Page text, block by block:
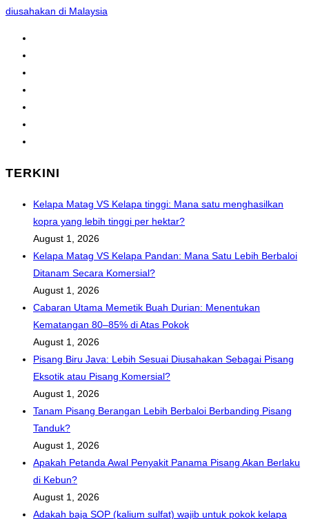
diusahakan di Malaysia
TERKINI
Kelapa Matag VS Kelapa tinggi: Mana satu menghasilkan
kopra yang lebih tinggi per hektar?
August 1, 2026
Kelapa Matag VS Kelapa Pandan: Mana Satu Lebih Berbaloi
Ditanam Secara Komersial?
August 1, 2026
Cabaran Utama Memetik Buah Durian: Menentukan
Kematangan 80–85% di Atas Pokok
August 1, 2026
Pisang Biru Java: Lebih Sesuai Diusahakan Sebagai Pisang
Eksotik atau Pisang Komersial?
August 1, 2026
Tanam Pisang Berangan Lebih Berbaloi Berbanding Pisang
Tanduk?
August 1, 2026
Apakah Petanda Awal Penyakit Panama Pisang Akan Berlaku
di Kebun?
August 1, 2026
Adakah baja SOP (kalium sulfat) wajib untuk pokok kelapa